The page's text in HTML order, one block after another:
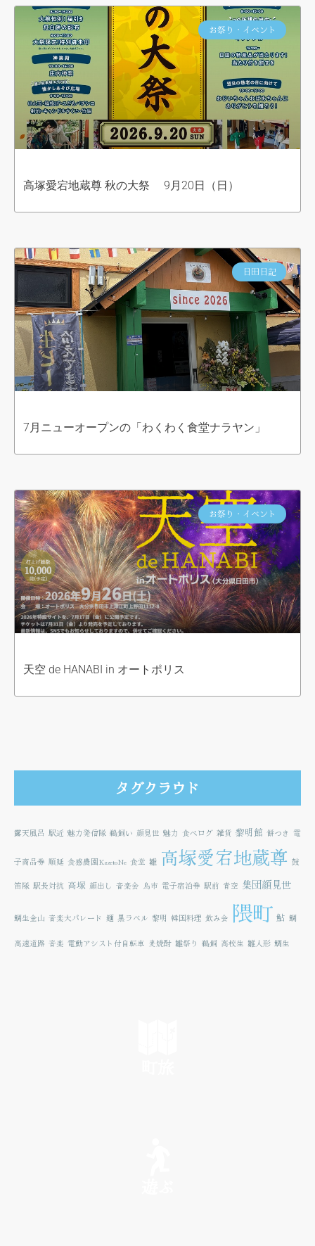
お祭り・イベント
高塚愛宕地蔵尊 秋の大祭 9月20日（日）
日田日記
7月ニューオープンの「わくわく食堂ナラヤン」
お祭り・イベント
天空 de HANABI in オートポリス
タグクラウド
露天風呂 駅近 魅力発信隊 鵜飼い 顔見世 魅力 食べログ 雑貨 黎明館 餅つき 電
子商品券 順延 食感農園KazetoNe 食堂 雛 高塚愛宕地蔵尊 鼓
笛隊 駅長対抗 高塚 顔出し 音楽会 鳥市 電子宿泊券 駅前 青空 集団顔見世
鯛生金山 音楽大パレード 麺 黒ラベル 黎明 韓国料理 飲み会 隈町 鮎 鯛
高速道路 音楽 電動アシスト付自転車 麦焼酎 雛祭り 鵜飼 高校生 雛人形 鯛生